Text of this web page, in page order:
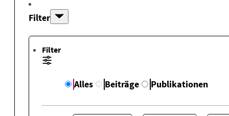
Filter
Filter
Alles Beiträge Publikationen